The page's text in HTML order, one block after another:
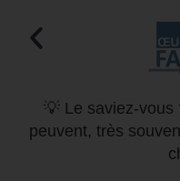
💡 Le saviez-vous
peuvent, très